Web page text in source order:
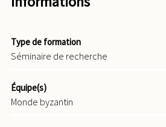
Type de formation
Séminaire de recherche
Équipe(s)
Monde byzantin